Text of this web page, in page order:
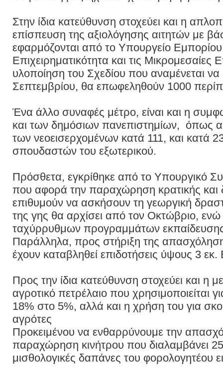
Στην ίδια κατεύθυνση στοχεύει και η
επίσπευση της αξιολόγησης αιτητών με
εφαρμόζονται από το Υπουργείο
Επιχειρηματικότητα και τις Μικρομεσαίες
υλοποίηση του Σχεδίου που αναμένεται να
Σεπτεμβρίου, θα επωφεληθούν 1000
Ένα άλλο συναφές μέτρο, είναι και η
και των δημόσιων πανεπιστημίων, όπως
των νεοεισερχομένων κατά 111, και κατά
σπουδαστών του εξωτερικού.
Πρόσθετα, εγκρίθηκε από το Υπουργικό
που αφορά την παραχώρηση κρατικής και
επιθυμούν να ασκήσουν τη γεωργική
της γης θα αρχίσει από τον Οκτώβριο,
ταχύρρυθμων προγραμμάτων
Παράλληλα, προς στήριξη της
έχουν καταβληθεί επιδοτήσεις ύψους 3
Προς την ίδια κατεύθυνση στοχεύει και η
αγροτικό πετρέλαιο που χρησιμοποιείται
18% στο 5%, αλλά και η χρήση του για
αγρότες
Προκειμένου να ενθαρρύνουμε την
παραχώρηση κινήτρου που διαλαμβάνει
μισθολογικές δαπάνες του φορολογητέου